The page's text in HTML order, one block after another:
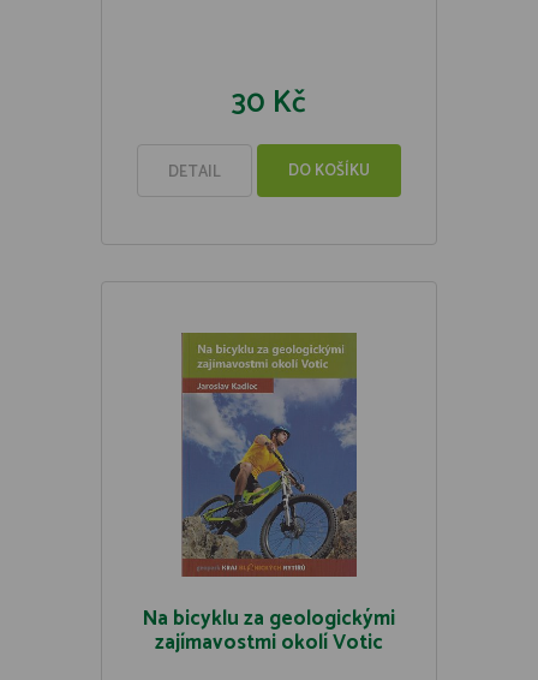
30 Kč
DETAIL DO KOŠÍKU
Na bicyklu za geologickými
zajímavostmi okolí Votic